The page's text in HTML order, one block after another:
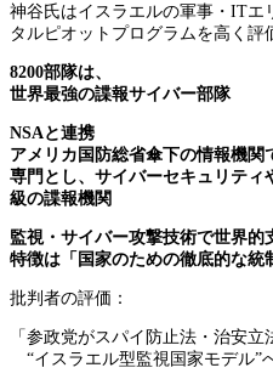
神谷氏はイスラエルの軍事・ITエ
タルピオットプログラムを高く評
8200部隊は、
世界最強の諜報サイバー部隊
NSAと連携
アメリカ国防総省傘下の情報機
専門とし、サイバーセキュリテ
級の諜報機関
監視・サイバー攻撃技術で世界的
特徴は「国家のための徹底的な統
批判者の評価：
「参政党がスパイ防止法・治安立
“イスラエル型監視国家モデル”